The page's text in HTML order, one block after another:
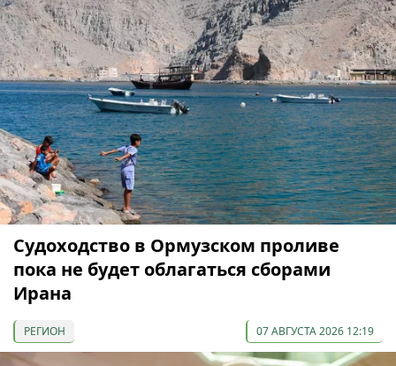
Судоходство в Ормузском проливе
пока не будет облагаться сборами
Ирана
РЕГИОН 07 АВГУСТА 2026 12:19